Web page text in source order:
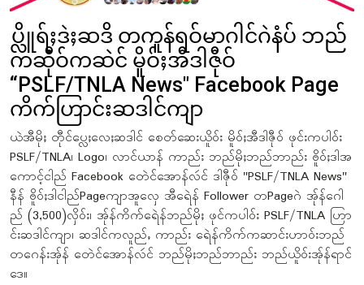
ပ္လိူရ်ႈဒဲႈဆဒိ တကူန်ရဝ်မာဂါင်ဂဲနံပ် ဘည်
ကဆီုဝ်ကဆဲင် မိူဝ်ႈအီဒါဇီုဝ်
“PSLF/TNLA News" Facebook Page
ကိက်ဟြာင်းဆဒါင်ကျာ
ယဲအီမိုႈ တီုင်ပ္လေႈလေႈဆဒါင် စေတ်ဆေးယိူဝ်း မိူဝ်ႈအီဒါဇီုဝ် ဖုင်းကပါဝ်း
PSLF/TNLA၊ Logo၊ လာင်ယာန် ကာည်း ဘည်မိုႈဘည်ဘာည်း ႎိူဝ်ႈဒါအ
ကောင့်ငါည် Facebook တေဲင်အောန်လဴင် ဒါဇီုဝ် "PSLF/TNLA News"
နီန် ႎိူဝ်ႈဒါငါည်Pageကျာအူလှေ အီရေဲန် Follower တPageဂဲ အ်ုန်ဂေါ
ည် (3,500)လှိဝ်း၊ အ်ုန်ကိက်ရေဲန်ဘည်မိုႈ ဖုင်ကပါဝ်း PSLF/TNLA ဟြာ
င်းဆဒါင်ကျာ၊ ဆဒါင်ကလူည်ႇ ကာည်း ရေဲန်ကိက်ကဆာင်းဟာဝ်းဘည်
တဂေန်းအ်ုန် တေဲင်အောန်လဴင် ဘည်မိုႈဘည်ဘာည်း ဘည်ယိူဝ်းအ်ုန်ရာင်
ဒေ။